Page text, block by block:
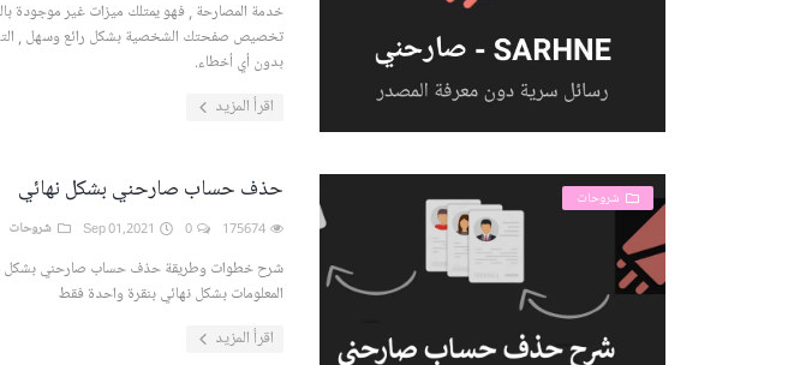
خدمة المصارحة , فهو يمتلك ميزات غير موجودة
تخصيص صفحتك الشخصية بشكل رائع وسهل ,
بدون أي أخطاء.
اقرأ المزيد
شروحات حذف حساب صارحني بشكل نهائي
شروحات
شرح خطوات وطريقة حذف حساب صارحني بشكل
المعلومات بشكل نهائي بنقرة واحدة فقط
اقرأ المزيد